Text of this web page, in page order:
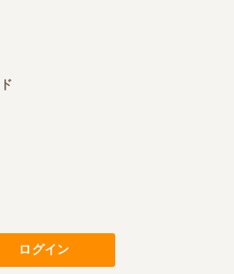
生懸命頑張ってくれる中山さんに
ここで3台買いましたが、これから
たいです。
を買いに行ったのですが、とても
ていただき細かく説明して下さっ
たです。
丁寧で分かりやすく、急な要望に
頂き非常に助かりました。
ログイン